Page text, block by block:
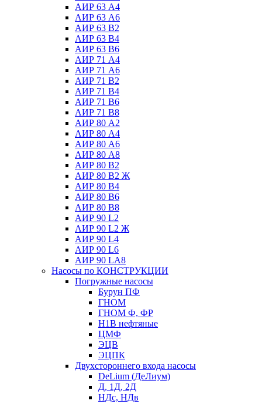
АИР 63 А4
АИР 63 А6
АИР 63 В2
АИР 63 В4
АИР 63 В6
АИР 71 А4
АИР 71 А6
АИР 71 В2
АИР 71 В4
АИР 71 В6
АИР 71 В8
АИР 80 А2
АИР 80 А4
АИР 80 А6
АИР 80 А8
АИР 80 В2
АИР 80 В2 Ж
АИР 80 В4
АИР 80 В6
АИР 80 В8
АИР 90 L2
АИР 90 L2 Ж
АИР 90 L4
АИР 90 L6
АИР 90 LА8
Насосы по КОНСТРУКЦИИ
Погружные насосы
Бурун ПФ
ГНОМ
ГНОМ Ф, ФР
Н1В нефтяные
ЦМФ
ЭЦВ
ЭЦПК
Двухстороннего входа насосы
DeLium (ДеЛиум)
Д, 1Д, 2Д
НДс, НДв